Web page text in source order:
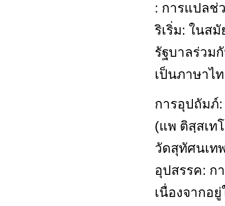
: การแปลช่
ริเริ่ม: ในส
รัฐบาลร่วม
เป็นภาษาไ
การอุปถัมภ์
(แพ ติสฺสเท
วัดสุทัศนเท
อุปสรรค: ก
เนื่องจากอ